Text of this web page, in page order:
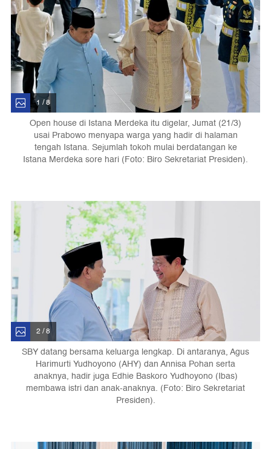
1 / 8
Open house di Istana Merdeka itu digelar, Jumat (21/3)
usai Prabowo menyapa warga yang hadir di halaman
tengah Istana. Sejumlah tokoh mulai berdatangan ke
Istana Merdeka sore hari (Foto: Biro Sekretariat Presiden).
2 / 8
SBY datang bersama keluarga lengkap. Di antaranya, Agus
Harimurti Yudhoyono (AHY) dan Annisa Pohan serta
anaknya, hadir juga Edhie Baskoro Yudhoyono (Ibas)
membawa istri dan anak-anaknya. (Foto: Biro Sekretariat
Presiden).